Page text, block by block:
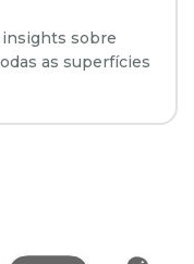
sobre
as superfícies